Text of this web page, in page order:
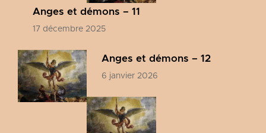
Anges et démons – 11
17 décembre 2025
Anges et démons – 12
6 janvier 2026